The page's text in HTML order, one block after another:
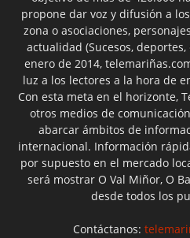
propone dar voz y difusión a
zona o asociaciones,
actualidad (Sucesos,
enero de 2014,
luz a los lectores a la hora de
Con esta meta en el horizonte,
otros medios de
abarcar ámbitos de
internacional. Información
por supuesto en el mercado
será mostrar O Val Miñor, O
desde todos los
Contáctanos: